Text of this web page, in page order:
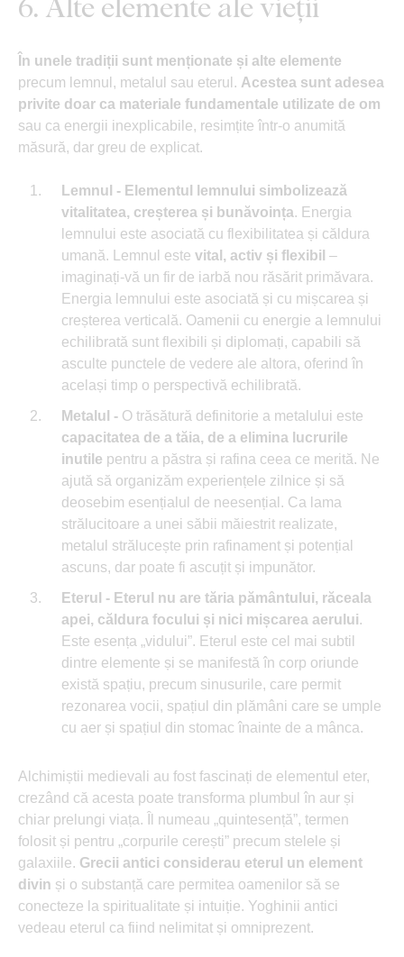
În unele tradiții sunt menționate și alte elemente
precum lemnul, metalul sau eterul. Acestea sunt adesea
privite doar ca materiale fundamentale utilizate de om
sau ca energii inexplicabile, resimțite într-o anumită
măsură, dar greu de explicat.
Lemnul - Elementul lemnului simbolizează
vitalitatea, creșterea și bunăvoința. Energia
lemnului este asociată cu flexibilitatea și căldura
umană. Lemnul este vital, activ și flexibil –
imaginați-vă un fir de iarbă nou răsărit primăvara.
Energia lemnului este asociată și cu mișcarea și
creșterea verticală. Oamenii cu energie a lemnului
echilibrată sunt flexibili și diplomați, capabili să
asculte punctele de vedere ale altora, oferind în
același timp o perspectivă echilibrată.
Metalul - O trăsătură definitorie a metalului este
capacitatea de a tăia, de a elimina lucrurile
inutile pentru a păstra și rafina ceea ce merită. Ne
ajută să organizăm experiențele zilnice și să
deosebim esențialul de neesențial. Ca lama
strălucitoare a unei săbii măiestrit realizate,
metalul strălucește prin rafinament și potențial
ascuns, dar poate fi ascuțit și impunător.
Eterul - Eterul nu are tăria pământului, răceala
apei, căldura focului și nici mișcarea aerului.
Este esența „vidului”. Eterul este cel mai subtil
dintre elemente și se manifestă în corp oriunde
există spațiu, precum sinusurile, care permit
rezonarea vocii, spațiul din plămâni care se umple
cu aer și spațiul din stomac înainte de a mânca.
Alchimiștii medievali au fost fascinați de elementul eter,
crezând că acesta poate transforma plumbul în aur și
chiar prelungi viața. Îl numeau „quintesență”, termen
folosit și pentru „corpurile cerești” precum stelele și
galaxiile. Grecii antici considerau eterul un element
divin și o substanță care permitea oamenilor să se
conecteze la spiritualitate și intuiție. Yoghinii antici
vedeau eterul ca fiind nelimitat și omniprezent.